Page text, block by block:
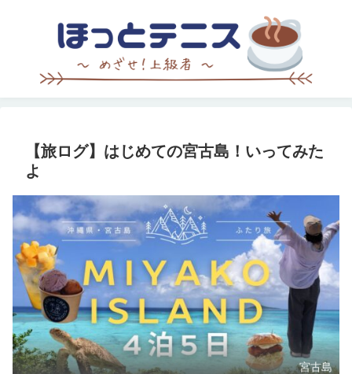
【旅ログ】はじめての宮古島！いってみた
よ
宮古島